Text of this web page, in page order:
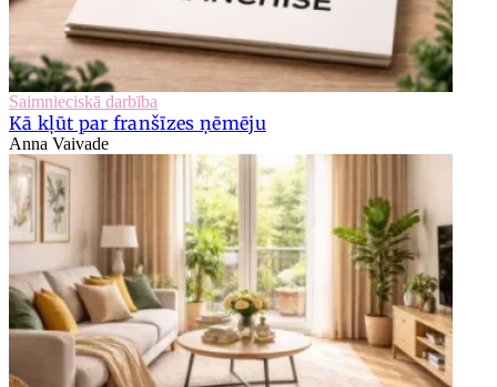
Saimnieciskā darbība
Kā kļūt par franšīzes ņēmēju
Anna Vaivade